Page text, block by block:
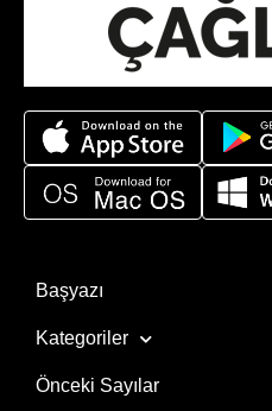
Başyazı
Kategoriler
Önceki Sayılar